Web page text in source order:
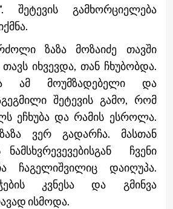
შეტევის გამხორციელება
ზაზა მოზაიძე თავში
იხვევდა, თან ჩხუბობდა.
ამ მოუმზადებელი და
შეტევის გამო, რომ
ეჩხუბა და რამის ესროლა.
ვერ გადარჩა. მასთან
ჩვენი
ჩაგელიშვილიც დაიღუპა.
კვნესა და გმინვა
ისმოდა.